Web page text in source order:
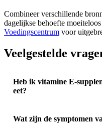
Combineer verschillende
dagelijkse behoefte
Voedingscentrum voor
Veelgestelde
Heb ik vitamine E-
eet?
Wat zijn de symptomen